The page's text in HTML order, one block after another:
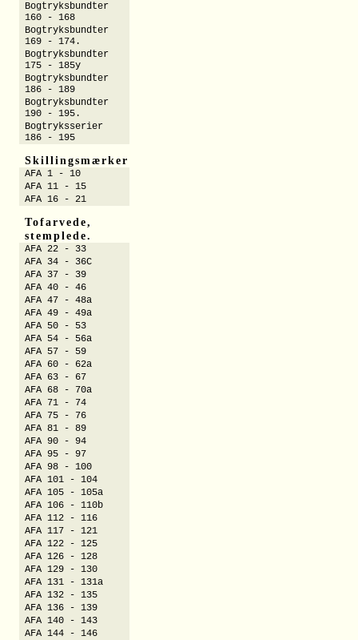
Bogtryksbundter
160 - 168
Bogtryksbundter
169 - 174.
Bogtryksbundter
175 - 185y
Bogtryksbundter
186 - 189
Bogtryksbundter
190 - 195.
Bogtryksserier
186 - 195
Skillingsmærker
AFA 1 - 10
AFA 11 - 15
AFA 16 - 21
Tofarvede,
stemplede.
AFA 22 - 33
AFA 34 - 36C
AFA 37 - 39
AFA 40 - 46
AFA 47 - 48a
AFA 49 - 49a
AFA 50 - 53
AFA 54 - 56a
AFA 57 - 59
AFA 60 - 62a
AFA 63 - 67
AFA 68 - 70a
AFA 71 - 74
AFA 75 - 76
AFA 81 - 89
AFA 90 - 94
AFA 95 - 97
AFA 98 - 100
AFA 101 - 104
AFA 105 - 105a
AFA 106 - 110b
AFA 112 - 116
AFA 117 - 121
AFA 122 - 125
AFA 126 - 128
AFA 129 - 130
AFA 131 - 131a
AFA 132 - 135
AFA 136 - 139
AFA 140 - 143
AFA 144 - 146